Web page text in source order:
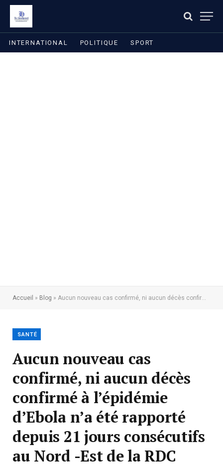
INTERNATIONAL POLITIQUE SPORT
Accueil » Blog » Aucun nouveau cas confirmé, ni aucun décès confirmé à l’épidémie d’Ebola n’a été rapporté depuis 21 jours consécutifs au Nord -Est de la RDC
SANTÉ
Aucun nouveau cas
confirmé, ni aucun décès
confirmé à l’épidémie
d’Ebola n’a été rapporté
depuis 21 jours consécutifs
au Nord -Est de la RDC